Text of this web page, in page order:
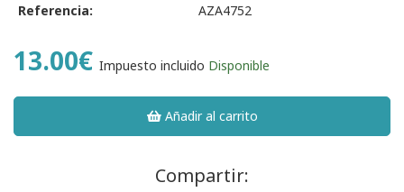
Referencia: AZA4752
13.00€ Impuesto incluido Disponible
Añadir al carrito
Compartir: